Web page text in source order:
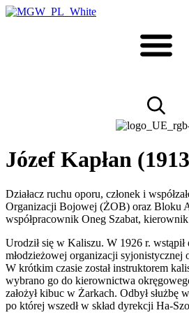
Józef Kapłan
Działacz ruchu oporu, członek i
Organizacji Bojowej (ŻOB) oraz Bloku
współpracownik Oneg Szabat,
Urodził się w Kaliszu. W 1926 r. wstąpił
młodzieżowej organizacji syjonistycznej
W krótkim czasie został instruktorem
wybrano go do kierownictwa
założył kibuc w Żarkach. Odbył służbę
po której wszedł w skład dyrekcji Ha-